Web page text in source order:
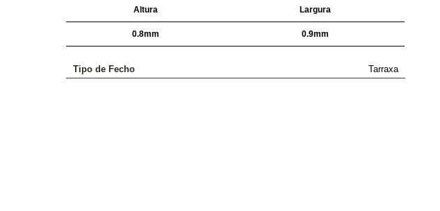
Altura Largura
0.8mm 0.9mm
Tipo de Fecho Tarraxa